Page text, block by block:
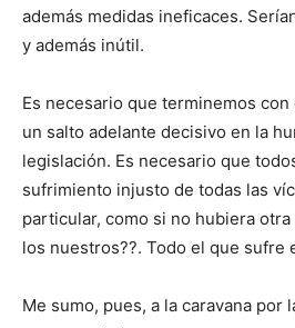
además medidas ineficaces.
y además inútil.
Es necesario que terminemos
un salto adelante decisivo en la
legislación. Es necesario que
sufrimiento injusto de todas las
particular, como si no hubiera
los nuestros??. Todo el que sufre
Me sumo, pues, a la caravana por